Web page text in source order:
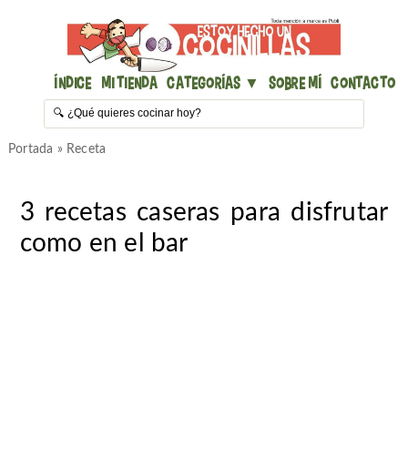
Índice Mi Tienda Categorías ▼ Sobre mí Contacto
Portada » Receta
3 recetas caseras para disfrutar
como en el bar